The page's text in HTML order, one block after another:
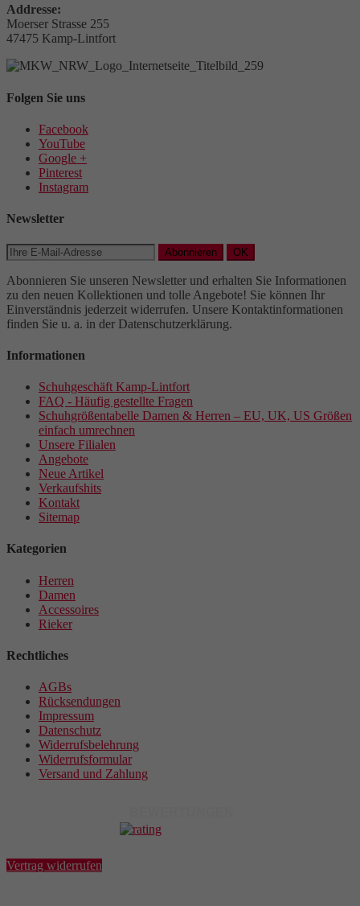
Addresse:
Moerser Strasse 255
47475 Kamp-Lintfort
Folgen Sie uns
Facebook
YouTube
Google +
Pinterest
Instagram
Newsletter
Abonnieren OK
Abonnieren Sie unseren Newsletter und erhalten Sie Informationen
zu den neuen Kollektionen und tolle Angebote! Sie können Ihr
Einverständnis jederzeit widerrufen. Unsere Kontaktinformationen
finden Sie u. a. in der Datenschutzerklärung.
Informationen
Schuhgeschäft Kamp-Lintfort
FAQ - Häufig gestellte Fragen
Schuhgrößentabelle Damen & Herren – EU, UK, US Größen
einfach umrechnen
Unsere Filialen
Angebote
Neue Artikel
Verkaufshits
Kontakt
Sitemap
Kategorien
Herren
Damen
Accessoires
Rieker
Rechtliches
AGBs
Rücksendungen
Impressum
Datenschutz
Widerrufsbelehrung
Widerrufsformular
Versand und Zahlung
Vertrag widerrufen